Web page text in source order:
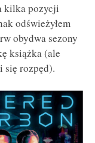
kilka pozycji
odświeżyłem
obydwa sezony
książka (ale
się rozpęd).